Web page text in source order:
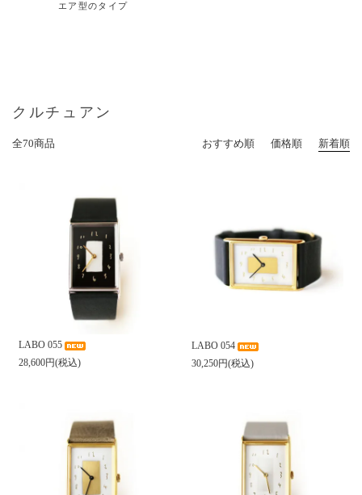
エア型のタイプ
クルチュアン
全70商品 おすすめ順 価格順 新着順
LABO 055
28,600円(税込)
LABO 054
30,250円(税込)